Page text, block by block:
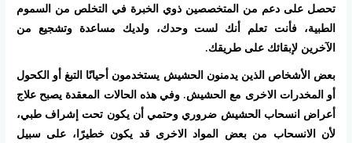
تحصل على دعم من المتخصصين ذوي الخبرة في التخلص من السموم
الطبية، فأنت تعلم أنك لست وحدك، ولديك مساعدة وتشجيع من
الآخرين لإبقائك على طريقك.
بعض الأشخاص الذين يدمنون الحشيش يستخدمون أحيانًا التبغ أو الكحول
أو المخدرات الاخرى مع الحشيش. وفي هذه الحالات المعقدة يصبح علاج
أعراض انسحاب الحشيش ضروري وحتمي أن يكون تحت إشراف طبي،
لأن الانسحاب من بعض المواد الاخرى قد يكون خطيرًا، على سبيل